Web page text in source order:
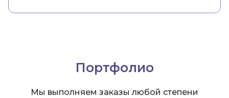
Портфолио
Мы выполняем заказы любой степени